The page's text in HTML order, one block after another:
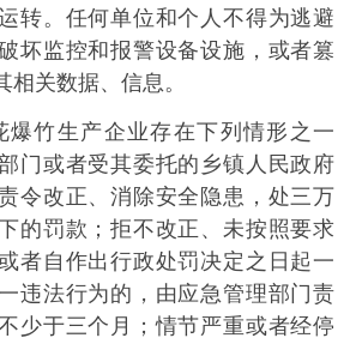
转。任何单位和个人不得为逃避
坏监控和报警设备设施，或者篡
关数据、信息。
爆竹生产企业存在下列情形之一
门或者受其委托的乡镇人民政府
令改正、消除安全隐患，处三万
的罚款；拒不改正、未按照要求
者自作出行政处罚决定之日起一
违法行为的，由应急管理部门责
少于三个月；情节严重或者经停